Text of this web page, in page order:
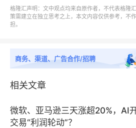
和趋势预测；孕妇补充剂各类型
场份额及增长趋势；孕妇补充剂
孕妇补充剂市场竞争状况分析：
格、销量、销售收入及市场占有率
格隆汇声明：文中观点均来自原作者，不代表格隆
策需建立在独立思考之上，本文内容仅供参考，不
担。
商务、渠道、广告合作/招聘
相关文章
微软、亚马逊三天涨超20%，AI
交易“利润轮动”？